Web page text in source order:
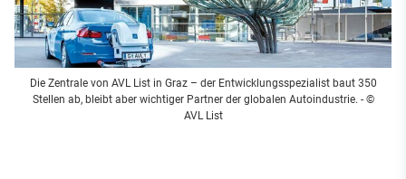
Die Zentrale von AVL List in Graz – der Entwicklungsspezialist baut 350
Stellen ab, bleibt aber wichtiger Partner der globalen Autoindustrie. - ©
AVL List